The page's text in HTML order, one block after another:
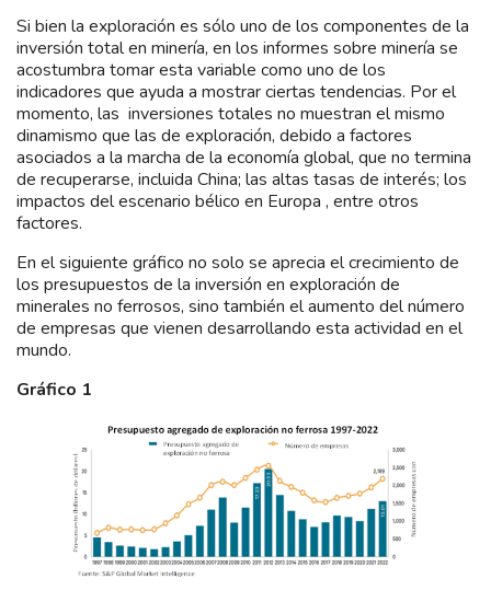
Si bien la exploración es sólo uno de los componentes de la
inversión total en minería, en los informes sobre minería se
acostumbra tomar esta variable como uno de los
indicadores que ayuda a mostrar ciertas tendencias. Por el
momento, las inversiones totales no muestran el mismo
dinamismo que las de exploración, debido a factores
asociados a la marcha de la economía global, que no termina
de recuperarse, incluida China; las altas tasas de interés; los
impactos del escenario bélico en Europa , entre otros
factores.
En el siguiente gráfico no solo se aprecia el crecimiento de
los presupuestos de la inversión en exploración de
minerales no ferrosos, sino también el aumento del número
de empresas que vienen desarrollando esta actividad en el
mundo.
Gráfico 1